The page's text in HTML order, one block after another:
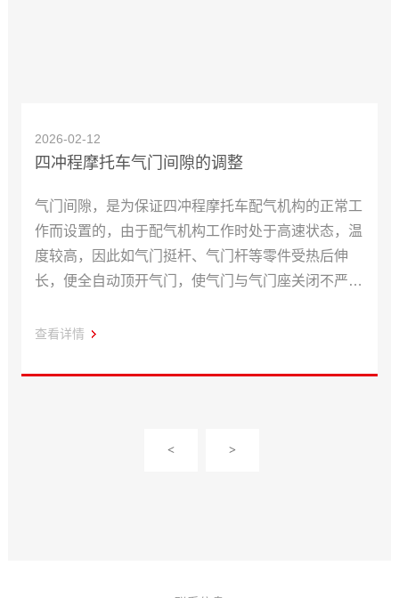
2026-02-12
四冲程摩托车气门间隙的调整
气门间隙，是为保证四冲程摩托车配气机构的正常工
作而设置的，由于配气机构工作时处于高速状态，温
度较高，因此如气门挺杆、气门杆等零件受热后伸
长，便全自动顶开气门，使气门与气门座关闭不严，
查看详情
< >